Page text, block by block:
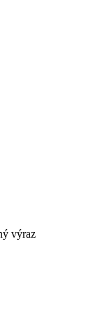
výraz